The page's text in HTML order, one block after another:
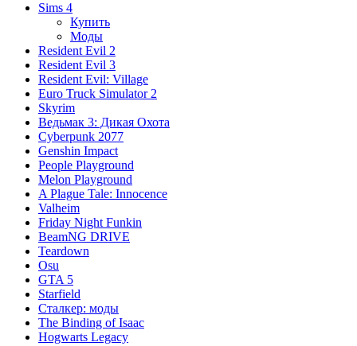
Sims 4
Купить
Моды
Resident Evil 2
Resident Evil 3
Resident Evil: Village
Euro Truck Simulator 2
Skyrim
Ведьмак 3: Дикая Охота
Cyberpunk 2077
Genshin Impact
People Playground
Melon Playground
A Plague Tale: Innocence
Valheim
Friday Night Funkin
BeamNG DRIVE
Teardown
Osu
GTA 5
Starfield
Сталкер: моды
The Binding of Isaac
Hogwarts Legacy